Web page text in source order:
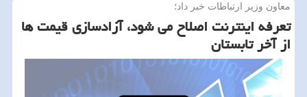
معاون وزیر ارتباطات خبر داد؛
تعرفه اینترنت اصلاح می شود، آزادسازی قیمت ها
از آخر تابستان